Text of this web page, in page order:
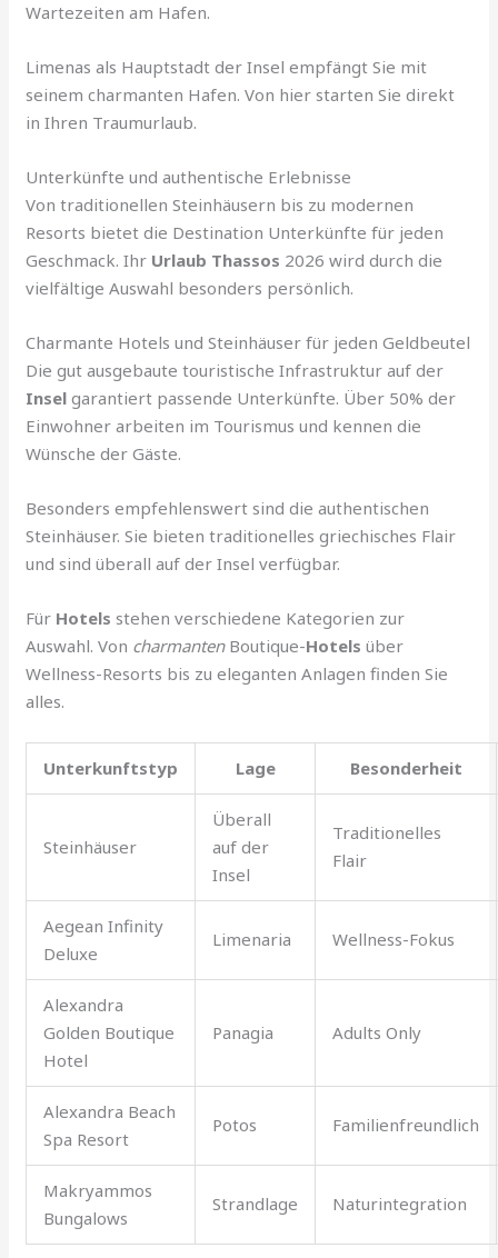
Wartezeiten am Hafen.
Limenas als Hauptstadt der Insel empfängt Sie mit
seinem charmanten Hafen. Von hier starten Sie direkt
in Ihren Traumurlaub.
Unterkünfte und authentische Erlebnisse
Von traditionellen Steinhäusern bis zu modernen
Resorts bietet die Destination Unterkünfte für jeden
Geschmack. Ihr Urlaub Thassos 2026 wird durch die
vielfältige Auswahl besonders persönlich.
Charmante Hotels und Steinhäuser für jeden Geldbeutel
Die gut ausgebaute touristische Infrastruktur auf der
Insel garantiert passende Unterkünfte. Über 50% der
Einwohner arbeiten im Tourismus und kennen die
Wünsche der Gäste.
Besonders empfehlenswert sind die authentischen
Steinhäuser. Sie bieten traditionelles griechisches Flair
und sind überall auf der Insel verfügbar.
Für Hotels stehen verschiedene Kategorien zur
Auswahl. Von charmantenBoutique-Hotels über
Wellness-Resorts bis zu eleganten Anlagen finden Sie
alles.
Unterkunftstyp Lage Besonderheit
Steinhäuser
Überall
auf der
Insel
Traditionelles
Flair
Aegean Infinity
Deluxe
Limenaria Wellness-Fokus
Alexandra
Golden Boutique
Hotel
Panagia Adults Only
Alexandra Beach
Spa Resort
Potos Familienfreundlich
Makryammos
Bungalows
Strandlage Naturintegration